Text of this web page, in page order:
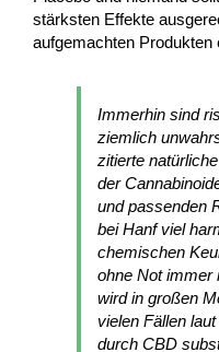
stärksten Effekte
aufgemachten Produkten
Immerhin sind
ziemlich
zitierte
der
und passenden
bei Hanf viel
chemischen
ohne Not immer
wird in großen
vielen Fällen
durch CBD